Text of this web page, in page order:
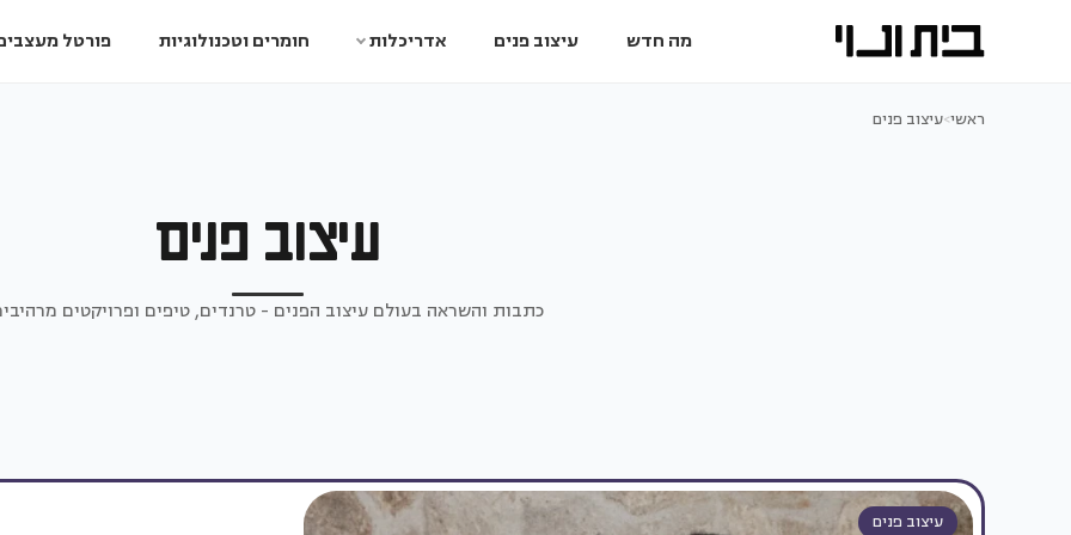
מה חדש עיצוב פנים אדריכלות חומרים וטכנולוגיות פורטל
ראשי>עיצוב פנים
עיצוב פנים
כתבות והשראה בעולם עיצוב הפנים - טרנדים, טיפים ופרויקטים
עיצוב פנים